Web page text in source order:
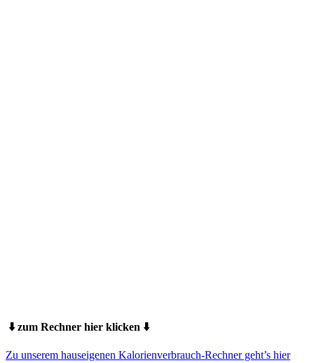
⬇️ zum Rechner hier klicken ⬇️
Zu unserem hauseigenen Kalorienverbrauch-Rechner geht’s hier